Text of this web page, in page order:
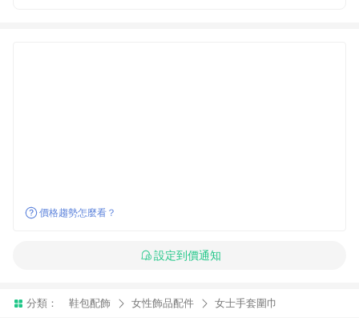
價格趨勢怎麼看？
設定到價通知
分類： 鞋包配飾 女性飾品配件 女士手套圍巾